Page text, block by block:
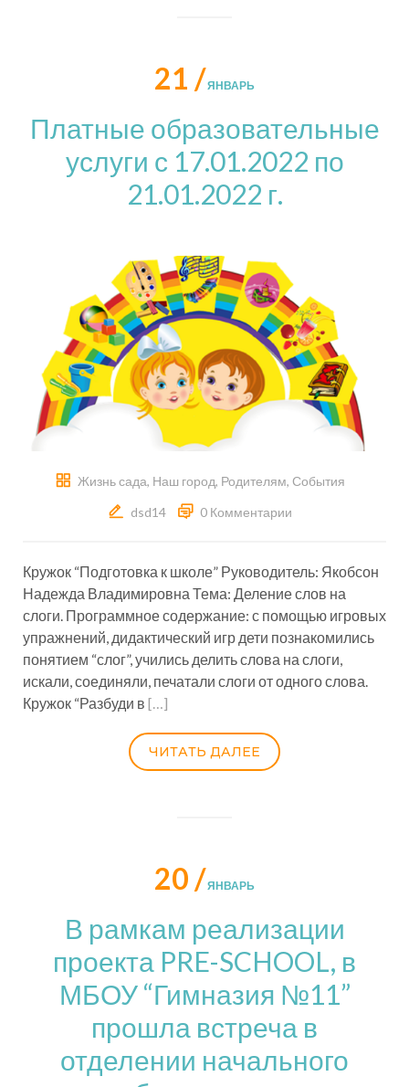
21 /ЯНВАРЬ
Платные образовательные
услуги с 17.01.2022 по
21.01.2022 г.
Жизнь сада, Наш город, Родителям, События
dsd14
0 Комментарии
Кружок “Подготовка к школе” Руководитель: Якобсон
Надежда Владимировна Тема: Деление слов на
слоги. Программное содержание: с помощью игровых
упражнений, дидактический игр дети познакомились
понятием “слог”, учились делить слова на слоги,
искали, соединяли, печатали слоги от одного слова.
Кружок “Разбуди в […]
ЧИТАТЬ ДАЛЕЕ
20 /ЯНВАРЬ
В рамкам реализации
проекта PRE-SCHOOL, в
МБОУ “Гимназия №11”
прошла встреча в
отделении начального